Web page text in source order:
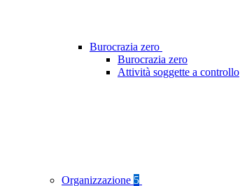
Burocrazia zero
Burocrazia zero
Attività soggette a controllo
Organizzazione 5